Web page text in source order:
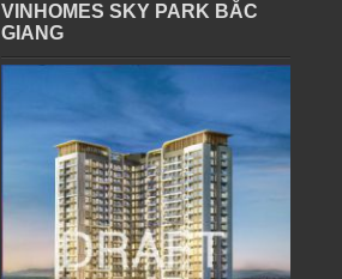
VINHOMES SKY PARK BĂC
GIANG